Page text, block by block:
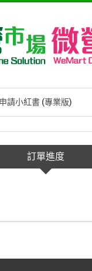
申請小紅書 (專業版)
訂單進度